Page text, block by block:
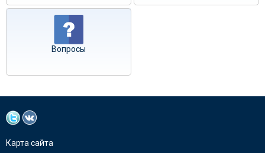
Вопросы
Карта сайта